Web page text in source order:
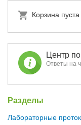
Корзина пуста
Центр
Ответы на
Разделы
Лабораторные